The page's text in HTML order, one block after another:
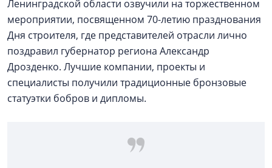
Ленинградской области озвучили на торжественном
мероприятии, посвященном 70-летию празднования
Дня строителя, где представителей отрасли лично
поздравил губернатор региона Александр
Дрозденко. Лучшие компании, проекты и
специалисты получили традиционные бронзовые
статуэтки бобров и дипломы.